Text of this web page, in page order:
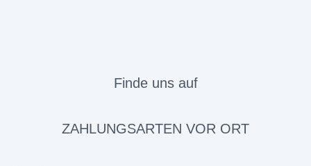
Finde uns auf
ZAHLUNGSARTEN VOR ORT